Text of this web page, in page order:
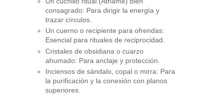
consagrado: Para dirigir la energía y
trazar círculos.
Un cuerno o recipiente para ofrendas:
Esencial para rituales de reciprocidad.
Cristales de obsidiana o cuarzo
ahumado: Para anclaje y protección.
Inciensos de sándalo, copal o mirra: Para
la purificación y la conexión con planos
superiores.